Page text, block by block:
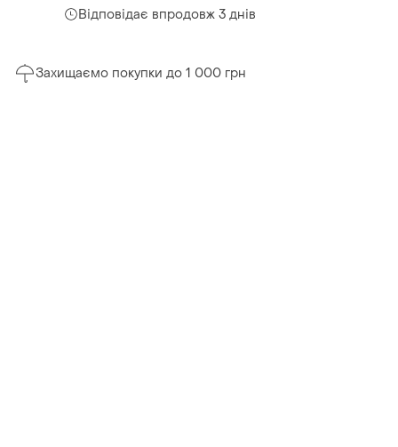
Відповідає впродовж 3 днів
Захищаємо покупки до 1 000 грн